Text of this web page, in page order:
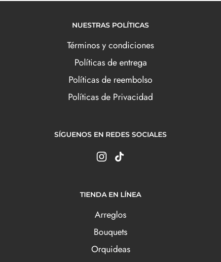
NUESTRAS POLÍTICAS
Términos y condiciones
Políticas de entrega
Políticas de reembolso
Políticas de Privacidad
SÍGUENOS EN REDES SOCIALES
TIENDA EN LÍNEA
Arreglos
Bouquets
Orquideas